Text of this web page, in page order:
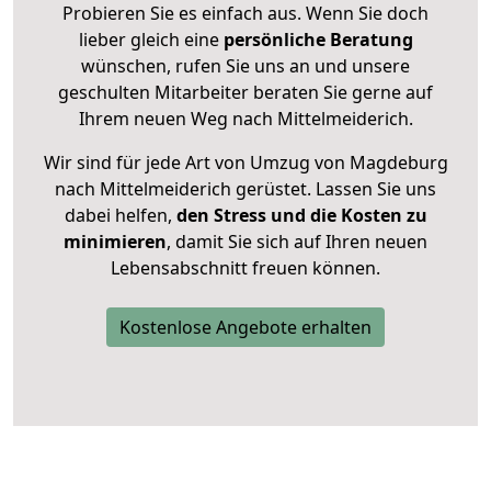
Probieren Sie es einfach aus. Wenn Sie doch
lieber gleich eine persönliche Beratung
wünschen, rufen Sie uns an und unsere
geschulten Mitarbeiter beraten Sie gerne auf
Ihrem neuen Weg nach Mittelmeiderich.
Wir sind für jede Art von Umzug von Magdeburg
nach Mittelmeiderich gerüstet. Lassen Sie uns
dabei helfen, den Stress und die Kosten zu
minimieren, damit Sie sich auf Ihren neuen
Lebensabschnitt freuen können.
Kostenlose Angebote erhalten